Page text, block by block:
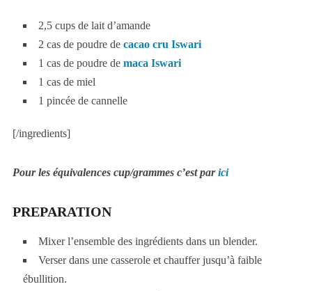
2,5 cups de lait d’amande
2 cas de poudre de cacao cru Iswari
1 cas de poudre de maca Iswari
1 cas de miel
1 pincée de cannelle
[/ingredients]
Pour les équivalences cup/grammes c’est parici
PREPARATION
Mixer l’ensemble des ingrédients dans un blender.
Verser dans une casserole et chauffer jusqu’à faible
ébullition.